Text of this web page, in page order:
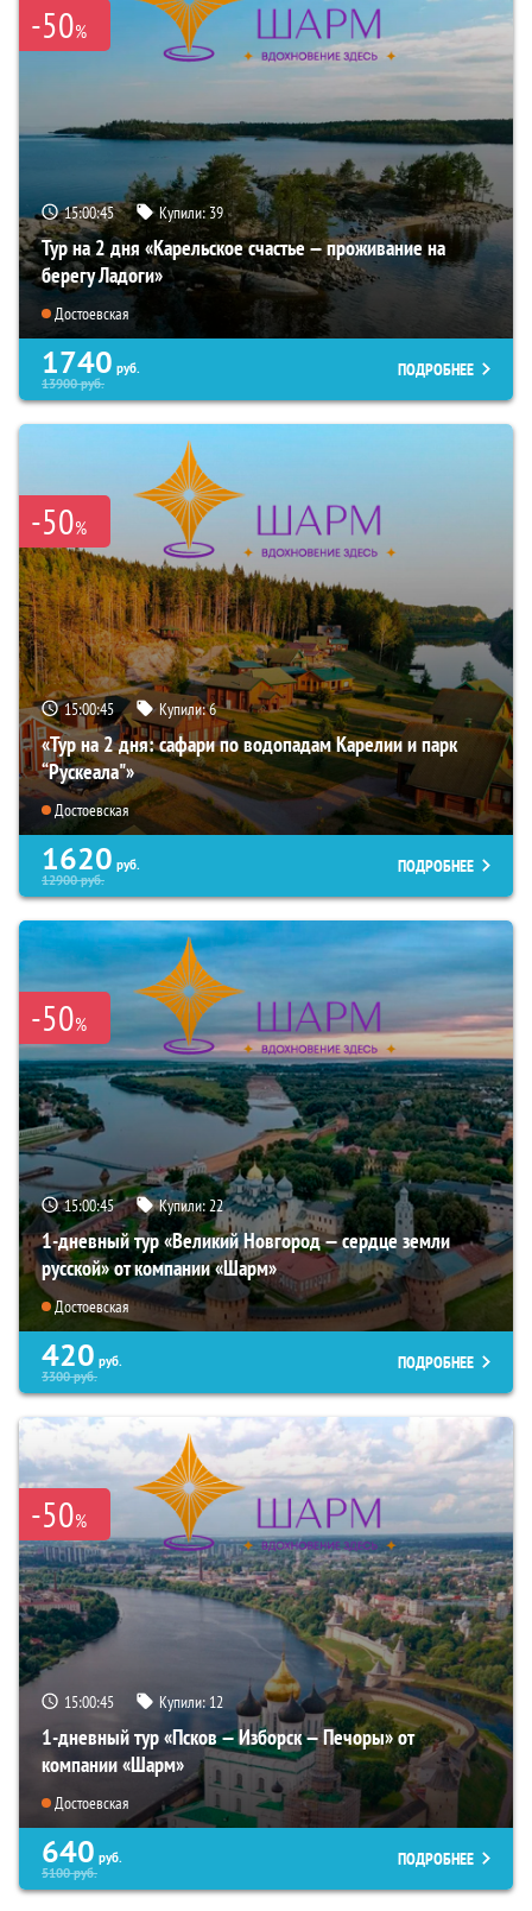
-50%
15:00:44 Купили:39
Тур на 2 дня «Карельское счастье — проживание на
берегу Ладоги»
Достоевская
1740 руб.
13900руб.
ПОДРОБНЕЕ
-50%
15:00:44 Купили:6
«Тур на 2 дня: сафари по водопадам Карелии и парк
“Рускеала"»
Достоевская
1620 руб.
12900руб.
ПОДРОБНЕЕ
-50%
15:00:44 Купили:22
1-дневный тур «Великий Новгород — сердце земли
русской» от компании «Шарм»
Достоевская
420 руб.
3300руб.
ПОДРОБНЕЕ
-50%
15:00:44 Купили:12
1-дневный тур «Псков — Изборск — Печоры» от
компании «Шарм»
Достоевская
640 руб.
5100руб.
ПОДРОБНЕЕ